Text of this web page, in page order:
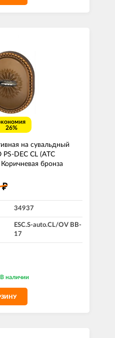
26%
на сувальдный
DEC CL (ATC
бронза
₽
34937
ESC.S-auto.CL/OV BB-
17
В наличии